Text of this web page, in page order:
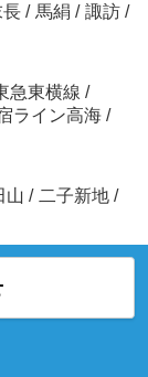
長 / 馬絹 / 諏訪 /
急東横線 /
ライン高海 /
山 / 二子新地 /